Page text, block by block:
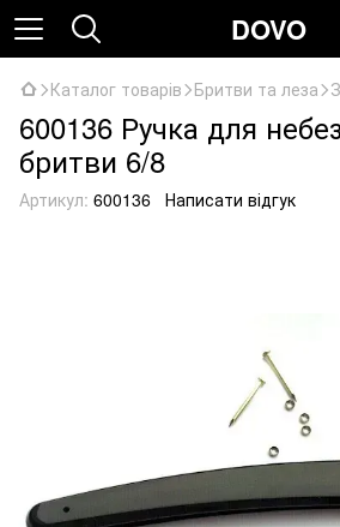
DOVO
Каталог товарів Бритви та леза
600136 Ручка для
бритви 6/8
Артикул: 600136 Написати відгук